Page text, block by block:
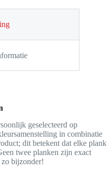
geselecteerd op
in combinatie
dit betekent dat elke plank
twee planken zijn exact
bijzonder!